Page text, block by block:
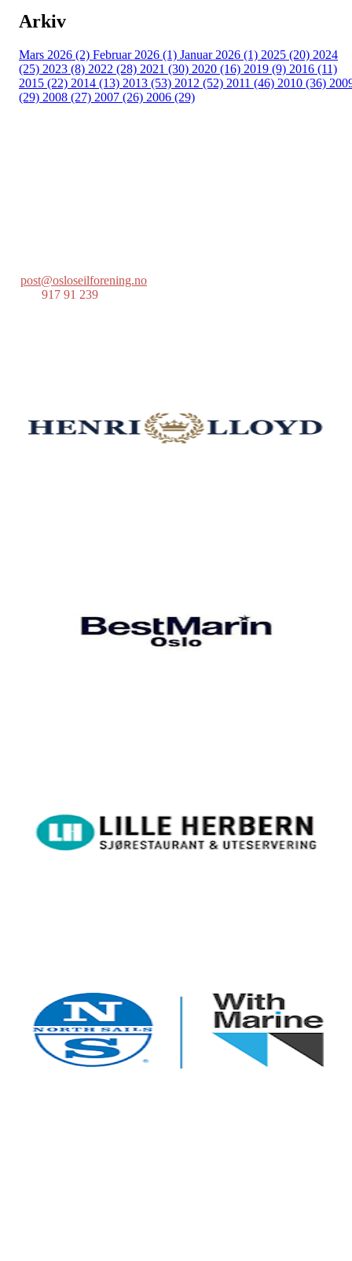
Arkiv
Mars 2026 (2) Februar 2026 (1) Januar 2026 (1) 2025 (20) 2024
(25) 2023 (8) 2022 (28) 2021 (30) 2020 (16) 2019 (9) 2016 (11)
2015 (22) 2014 (13) 2013 (53) 2012 (52) 2011 (46) 2010 (36)
(29) 2008 (27) 2007 (26) 2006 (29)
post@osloseilforening.no
917 91 239